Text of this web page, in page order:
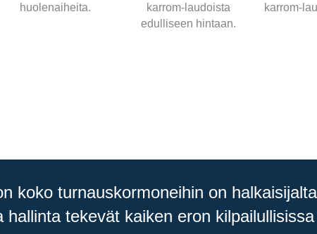
huolenaiheita.
karrom-laudoista
edulliseen hintaan.
karrom-
koko turnauskormoneihin on
hallinta tekevät kaiken eron kilpailullisissa